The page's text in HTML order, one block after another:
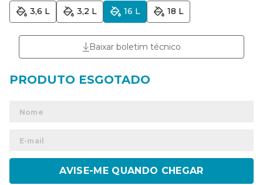
3,6 L 3,2 L 16 L 18 L
Baixar boletim técnico
ENVIAR